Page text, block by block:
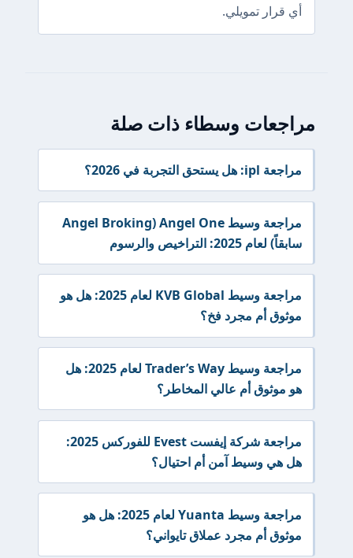
أي قرار تمويلي.
مراجعات وسطاء ذات صلة
مراجعة ipl: هل يستحق التجربة في 2026؟
مراجعة وسيط Angel One (Angel Broking
سابقاً) لعام 2025: التراخيص والرسوم
مراجعة وسيط KVB Global لعام 2025: هل هو
موثوق أم مجرد فخ؟
مراجعة وسيط Trader’s Way لعام 2025: هل
هو موثوق أم عالي المخاطر؟
مراجعة شركة إيفست Evest للفوركس 2025:
هل هي وسيط آمن أم احتيال؟
مراجعة وسيط Yuanta لعام 2025: هل هو
موثوق أم مجرد عملاق تايواني؟